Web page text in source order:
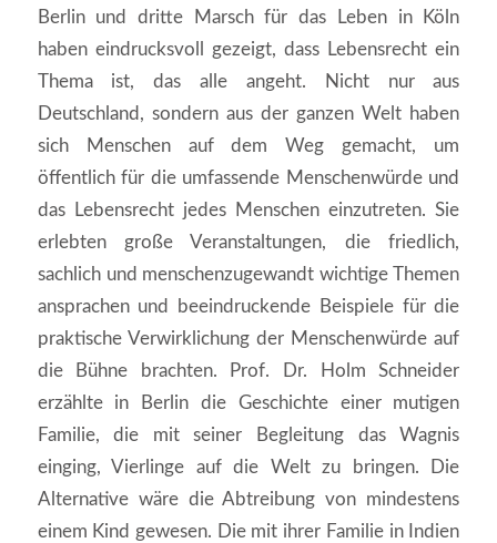
Berlin und dritte Marsch für das Leben in Köln
haben eindrucksvoll gezeigt, dass Lebensrecht ein
Thema ist, das alle angeht. Nicht nur aus
Deutschland, sondern aus der ganzen Welt haben
sich Menschen auf dem Weg gemacht, um
öffentlich für die umfassende Menschenwürde und
das Lebensrecht jedes Menschen einzutreten. Sie
erlebten große Veranstaltungen, die friedlich,
sachlich und menschenzugewandt wichtige Themen
ansprachen und beeindruckende Beispiele für die
praktische Verwirklichung der Menschenwürde auf
die Bühne brachten. Prof. Dr. Holm Schneider
erzählte in Berlin die Geschichte einer mutigen
Familie, die mit seiner Begleitung das Wagnis
einging, Vierlinge auf die Welt zu bringen. Die
Alternative wäre die Abtreibung von mindestens
einem Kind gewesen. Die mit ihrer Familie in Indien